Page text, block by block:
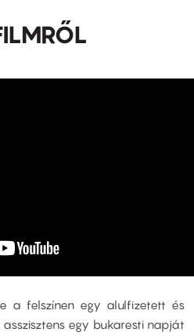
a felszínen egy alulfizetett és
egy bukaresti napját